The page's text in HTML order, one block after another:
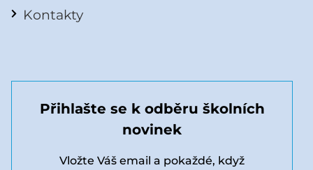
Kontakty
Přihlašte se k odběru školních
novinek
Vložte Váš email a pokaždé, když